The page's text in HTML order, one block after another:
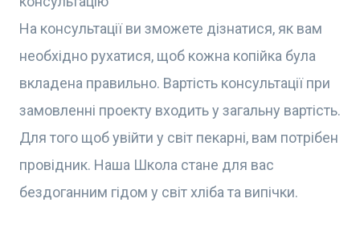
На консультації ви зможете дізнатися, як вам
необхідно рухатися, щоб кожна копійка була
вкладена правильно. Вартість консультації при
замовленні проекту входить у загальну вартість.
Для того щоб увійти у світ пекарні, вам потрібен
провідник. Наша Школа стане для вас
бездоганним гідом у світ хліба та випічки.